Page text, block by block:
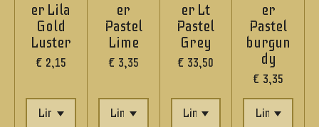
er Lila
Gold
Luster
€ 2,15
er
Pastel
Lime
€ 3,35
er Lt
Pastel
Grey
€ 33,50
er
Pastel
burgun
dy
€ 3,35